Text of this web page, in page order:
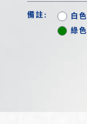
備註: 白色
綠色